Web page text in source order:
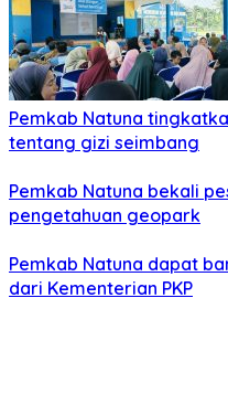
Pemkab Natuna
tentang gizi seimbang
Pemkab Natuna bekali
pengetahuan geopark
Pemkab Natuna dapat
dari Kementerian PKP